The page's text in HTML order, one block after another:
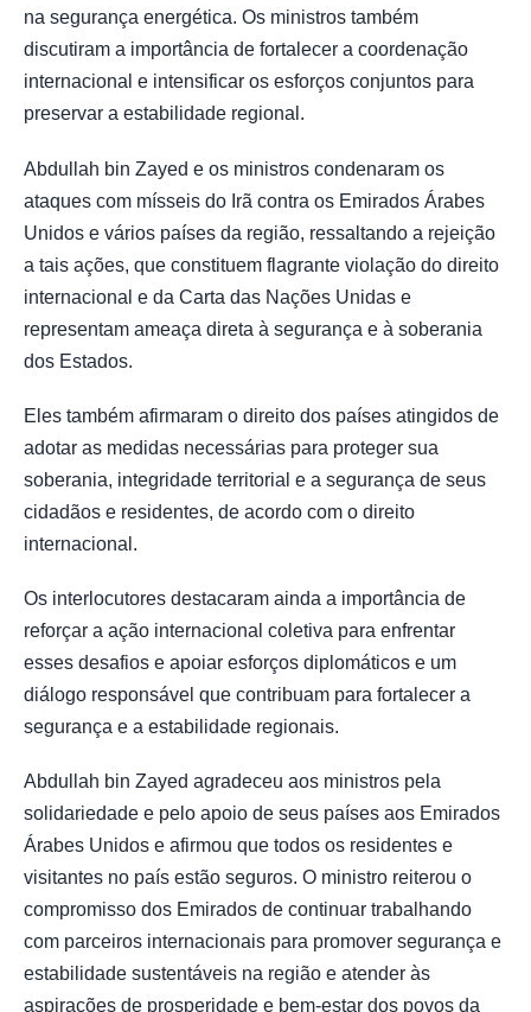
na segurança energética. Os ministros também
discutiram a importância de fortalecer a coordenação
internacional e intensificar os esforços conjuntos para
preservar a estabilidade regional.
Abdullah bin Zayed e os ministros condenaram os
ataques com mísseis do Irã contra os Emirados Árabes
Unidos e vários países da região, ressaltando a rejeição
a tais ações, que constituem flagrante violação do direito
internacional e da Carta das Nações Unidas e
representam ameaça direta à segurança e à soberania
dos Estados.
Eles também afirmaram o direito dos países atingidos de
adotar as medidas necessárias para proteger sua
soberania, integridade territorial e a segurança de seus
cidadãos e residentes, de acordo com o direito
internacional.
Os interlocutores destacaram ainda a importância de
reforçar a ação internacional coletiva para enfrentar
esses desafios e apoiar esforços diplomáticos e um
diálogo responsável que contribuam para fortalecer a
segurança e a estabilidade regionais.
Abdullah bin Zayed agradeceu aos ministros pela
solidariedade e pelo apoio de seus países aos Emirados
Árabes Unidos e afirmou que todos os residentes e
visitantes no país estão seguros. O ministro reiterou o
compromisso dos Emirados de continuar trabalhando
com parceiros internacionais para promover segurança e
estabilidade sustentáveis na região e atender às
aspirações de prosperidade e bem-estar dos povos da